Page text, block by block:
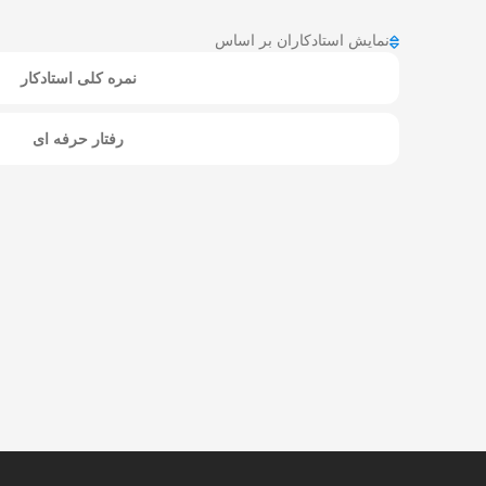
نمایش استادکاران بر اساس
نمره کلی استادکار
رفتار حرفه ای